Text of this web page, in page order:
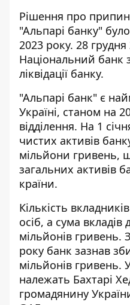
Рішення про
"Альпарі банку"
2023 року. 28
Національний банк
ліквідації банку.
"Альпарі банк" є
Україні, станом на
відділення. На 1
чистих активів
мільйони гривень,
загальних активів
країни.
Кількість
осіб, а сума
мільйонів гривень.
року банк зазнав
мільйонів гривень.
належать Бахтарі
громадянину